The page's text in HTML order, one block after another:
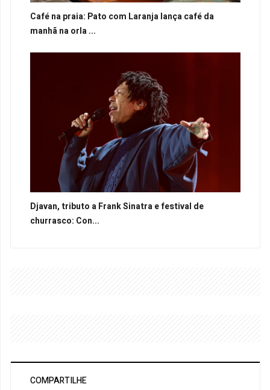
Café na praia: Pato com Laranja lança café da
manhã na orla ...
Djavan, tributo a Frank Sinatra e festival de
churrasco: Con...
COMPARTILHE